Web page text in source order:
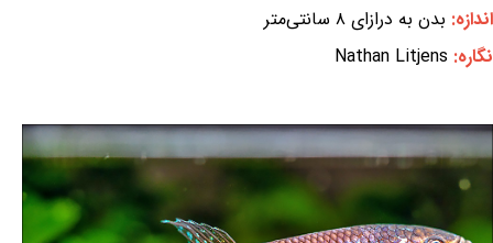
اندازه: بدن به درازای ۸ سانتی‌متر
نگاره: Nathan Litjens